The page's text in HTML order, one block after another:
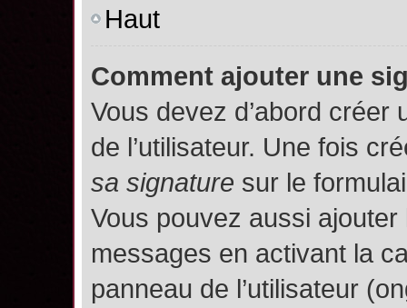
Haut
Comment ajouter une
Vous devez d’abord
de l’utilisateur. Une fois
sa signature sur le
Vous pouvez aussi
messages en activant la
panneau de l’utilisateur